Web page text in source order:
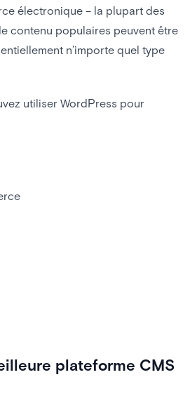
électronique – la plupart des
contenu populaires peuvent être
n’importe quel type
utiliser WordPress pour
plateforme CMS